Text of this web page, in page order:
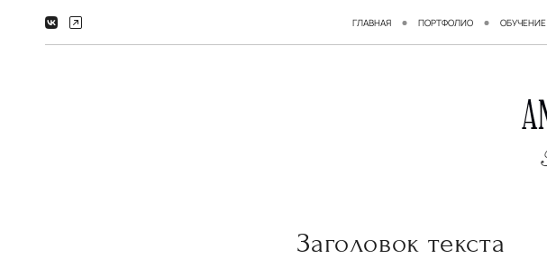
ГЛАВНАЯ ПОРТФОЛИО ОБУЧЕНИЕ
Заголовок текста